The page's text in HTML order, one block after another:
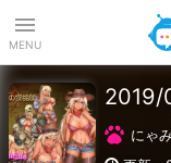
MENU
2019/
にゃ